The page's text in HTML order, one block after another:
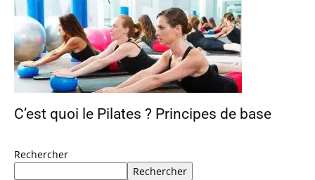
C’est quoi le Pilates ? Principes de base
Rechercher
Rechercher